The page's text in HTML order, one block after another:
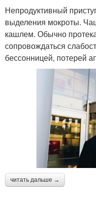
Непродуктивный
выделения мокроты.
кашлем. Обычно
сопровождаться
бессонницей, потерей
читать дальше →